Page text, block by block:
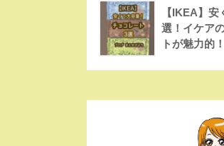
【IKEA】
選！イケア
トが魅力的！